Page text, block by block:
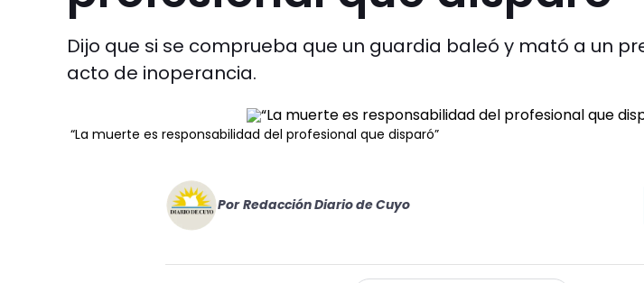
Dijo que si se comprueba que un guardia baleó y mató a un
acto de inoperancia.
“La muerte es responsabilidad del profesional que disparó”
Por Redacción Diario de Cuyo